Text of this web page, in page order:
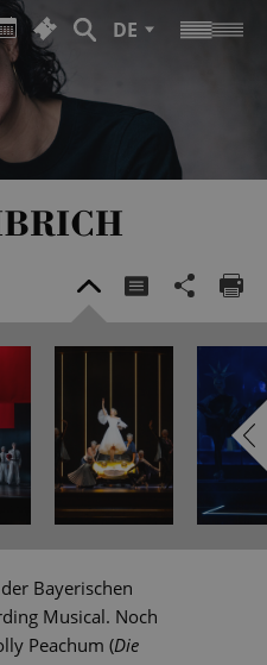
DE
Bayerischen
Musical. Noch
Peachum (Die